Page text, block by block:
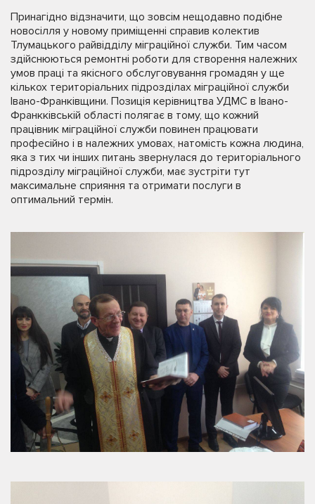
Принагідно відзначити, що зовсім нещодавно подібне
новосілля у новому приміщенні справив колектив
Тлумацького райвідділу міграційної служби. Тим часом
здійснюються ремонтні роботи для створення належних
умов праці та якісного обслуговування громадян у ще
кількох територіальних підрозділах міграційної служби
Івано-Франківщини. Позиція керівництва УДМС в Івано-
Франкківській області полягає в тому, що кожний
працівник міграційної служби повинен працювати
професійно і в належних умовах, натомість кожна людина,
яка з тих чи інших питань звернулася до територіального
підрозділу міграційної служби, має зустріти тут
максимальне сприяння та отримати послуги в
оптимальний термін.